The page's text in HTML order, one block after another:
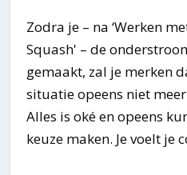
Zodra je – na ‘Werken
Squash' – de
gemaakt, zal je merken
situatie opeens niet
Alles is oké en opeens
keuze maken. Je voelt je